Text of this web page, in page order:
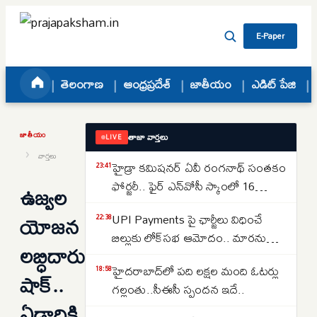
Skip to content
E-Paper
తెలంగాణ ఆంధ్రప్రదేశ్ జాతీయం ఎడిట్ పేజి
జాతీయం
› వార్తలు
ఉజ్వల
యోజన
లబ్ధిదారులకు
షాక్..
LIVE తాజా వార్తలు
23:41హైడ్రా కమిషనర్ ఏవీ రంగనాథ్ సంతకం
ఫోర్జరీ.. ఫైర్ ఎన్‌వోసీ స్కాంలో 16
22:38UPI Payments పై ఛార్జీలు విధించే
బిల్లుకు లోక్‌సభ ఆమోదం.. మారనున్న
18:58హైదరాబాద్‌లో పది లక్షల మంది ఓటర్లు
గల్లంతు..సీఈసీ స్పందన ఇదే..